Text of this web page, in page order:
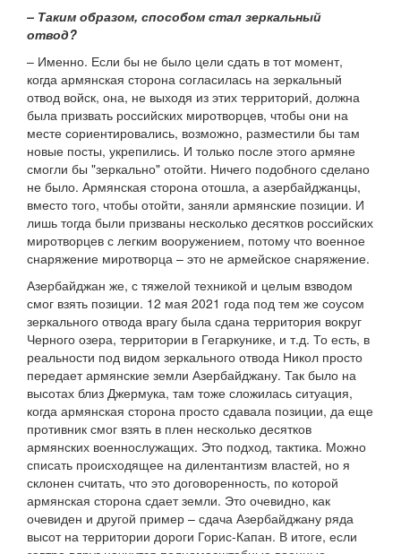
– Таким образом, способом стал зеркальный
отвод?
– Именно. Если бы не было цели сдать в тот момент,
когда армянская сторона согласилась на зеркальный
отвод войск, она, не выходя из этих территорий, должна
была призвать российских миротворцев, чтобы они на
месте сориентировались, возможно, разместили бы там
новые посты, укрепились. И только после этого армяне
смогли бы "зеркально" отойти. Ничего подобного сделано
не было. Армянская сторона отошла, а азербайджанцы,
вместо того, чтобы отойти, заняли армянские позиции. И
лишь тогда были призваны несколько десятков российских
миротворцев с легким вооружением, потому что военное
снаряжение миротворца – это не армейское снаряжение.
Азербайджан же, с тяжелой техникой и целым взводом
смог взять позиции. 12 мая 2021 года под тем же соусом
зеркального отвода врагу была сдана территория вокруг
Черного озера, территории в Гегаркунике, и т.д. То есть, в
реальности под видом зеркального отвода Никол просто
передает армянские земли Азербайджану. Так было на
высотах близ Джермука, там тоже сложилась ситуация,
когда армянская сторона просто сдавала позиции, да еще
противник смог взять в плен несколько десятков
армянских военнослужащих. Это подход, тактика. Можно
списать происходящее на дилентантизм властей, но я
склонен считать, что это договоренность, по которой
армянская сторона сдает земли. Это очевидно, как
очевиден и другой пример – сдача Азербайджану ряда
высот на территории дороги Горис-Капан. В итоге, если